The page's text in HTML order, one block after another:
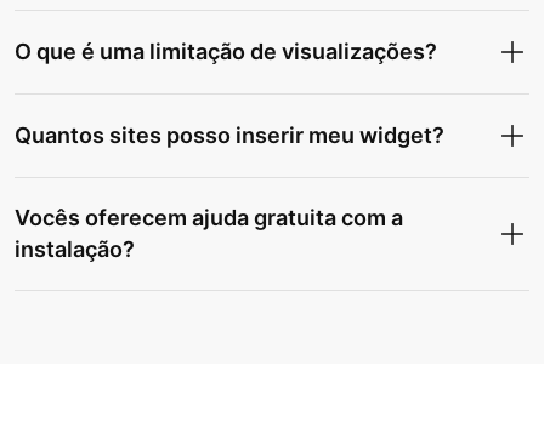
O que é uma limitação de visualizações?
Quantos sites posso inserir meu widget?
Vocês oferecem ajuda gratuita com a
instalação?